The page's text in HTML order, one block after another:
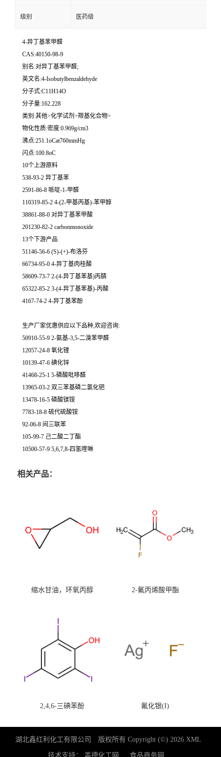
级别 医药级
4-异丁基苯甲醛
CAS:40150-98-9
别名:对异丁基苯甲醛;
英文名:4-Isobutylbenzaldehyde
分子式:C11H14O
分子量:162.228
类别:其他>化学试剂>羰基化合物>
物化性质:密度:0.969g/cm3
沸点:251.1oCat760mmHg
闪点:100.8oC
10个上游原料
538-93-2 异丁基苯
2591-86-8 哌啶-1-甲醛
110319-85-2 4-(2-甲基丙基)-苯甲醇
38861-88-0 对异丁基苯甲酸
201230-82-2 carbonmonoxide
13个下游产品
51146-56-6 (S)-(+)-布洛芬
66734-95-0 4-异丁基肉桂酸
58609-73-7 2-(4-异丁基苯基)丙腈
65322-85-2 3-(4-异丁基苯基)-丙酸
4167-74-2 4-异丁基苯酚
生产厂家优惠供应以下品种,欢迎咨询:
50910-55-9 2-氨基-3,5-二溴苯甲醛
12057-24-8 氧化锂
10139-47-6 碘化锌
41468-25-1 5-磷酸吡哆醛
13965-03-2 双三苯基磷二氯化钯
13478-16-5 磷酸镁铵
7783-18-8 硫代硫酸铵
92-06-8 间三联苯
105-99-7 己二酸二丁酯
10500-57-9 5,6,7,8-四氢喹啉
相关产品：
缩水甘油，环氧丙醇 2-氟丙烯酸甲酯
2,4,6-三碘苯酚 氟化银(I)
湖北鑫红利化工有限公司 版权所有 Copyright (©) 2026 XML
技术支持： 盖德化工网 食品商务网